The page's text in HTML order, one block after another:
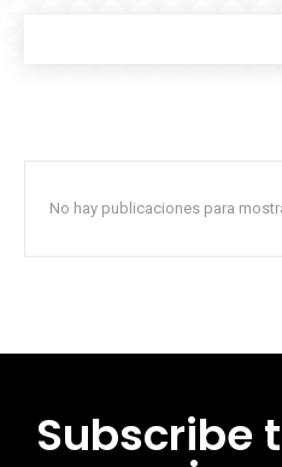
No hay publicaciones para
Subscribe